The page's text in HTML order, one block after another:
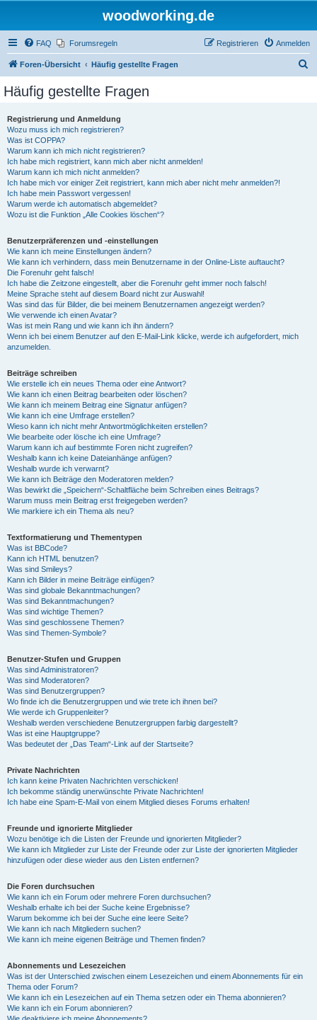
woodworking.de
FAQ Forumsregeln Anmelden
Registrieren
Foren-Übersicht Häufig gestellte Fragen
Häufig gestellte Fragen
Registrierung und Anmeldung
Wozu muss ich mich registrieren?
Was ist COPPA?
Warum kann ich mich nicht registrieren?
Ich habe mich registriert, kann mich aber nicht anmelden!
Warum kann ich mich nicht anmelden?
Ich habe mich vor einiger Zeit registriert, kann mich aber nicht mehr anmelden?!
Ich habe mein Passwort vergessen!
Warum werde ich automatisch abgemeldet?
Wozu ist die Funktion „Alle Cookies löschen“?
Benutzerpräferenzen und -einstellungen
Wie kann ich meine Einstellungen ändern?
Wie kann ich verhindern, dass mein Benutzername in der Online-Liste auftaucht?
Die Forenuhr geht falsch!
Ich habe die Zeitzone eingestellt, aber die Forenuhr geht immer noch falsch!
Meine Sprache steht auf diesem Board nicht zur Auswahl!
Was sind das für Bilder, die bei meinem Benutzernamen angezeigt werden?
Wie verwende ich einen Avatar?
Was ist mein Rang und wie kann ich ihn ändern?
Wenn ich bei einem Benutzer auf den E-Mail-Link klicke, werde ich aufgefordert, mich
anzumelden.
Beiträge schreiben
Wie erstelle ich ein neues Thema oder eine Antwort?
Wie kann ich einen Beitrag bearbeiten oder löschen?
Wie kann ich meinem Beitrag eine Signatur anfügen?
Wie kann ich eine Umfrage erstellen?
Wieso kann ich nicht mehr Antwortmöglichkeiten erstellen?
Wie bearbeite oder lösche ich eine Umfrage?
Warum kann ich auf bestimmte Foren nicht zugreifen?
Weshalb kann ich keine Dateianhänge anfügen?
Weshalb wurde ich verwarnt?
Wie kann ich Beiträge den Moderatoren melden?
Was bewirkt die „Speichern“-Schaltfläche beim Schreiben eines Beitrags?
Warum muss mein Beitrag erst freigegeben werden?
Wie markiere ich ein Thema als neu?
Textformatierung und Thementypen
Was ist BBCode?
Kann ich HTML benutzen?
Was sind Smileys?
Kann ich Bilder in meine Beiträge einfügen?
Was sind globale Bekanntmachungen?
Was sind Bekanntmachungen?
Was sind wichtige Themen?
Was sind geschlossene Themen?
Was sind Themen-Symbole?
Benutzer-Stufen und Gruppen
Was sind Administratoren?
Was sind Moderatoren?
Was sind Benutzergruppen?
Wo finde ich die Benutzergruppen und wie trete ich ihnen bei?
Wie werde ich Gruppenleiter?
Weshalb werden verschiedene Benutzergruppen farbig dargestellt?
Was ist eine Hauptgruppe?
Was bedeutet der „Das Team“-Link auf der Startseite?
Private Nachrichten
Ich kann keine Privaten Nachrichten verschicken!
Ich bekomme ständig unerwünschte Private Nachrichten!
Ich habe eine Spam-E-Mail von einem Mitglied dieses Forums erhalten!
Freunde und ignorierte Mitglieder
Wozu benötige ich die Listen der Freunde und ignorierten Mitglieder?
Wie kann ich Mitglieder zur Liste der Freunde oder zur Liste der ignorierten Mitglieder
hinzufügen oder diese wieder aus den Listen entfernen?
Die Foren durchsuchen
Wie kann ich ein Forum oder mehrere Foren durchsuchen?
Weshalb erhalte ich bei der Suche keine Ergebnisse?
Warum bekomme ich bei der Suche eine leere Seite?
Wie kann ich nach Mitgliedern suchen?
Wie kann ich meine eigenen Beiträge und Themen finden?
Abonnements und Lesezeichen
Was ist der Unterschied zwischen einem Lesezeichen und einem Abonnements für ein
Thema oder Forum?
Wie kann ich ein Lesezeichen auf ein Thema setzen oder ein Thema abonnieren?
Wie kann ich ein Forum abonnieren?